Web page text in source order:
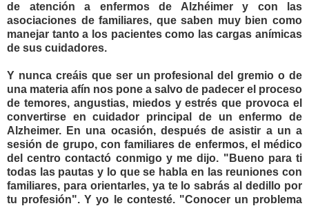
de atención a enfermos de Alzhéimer y con las
asociaciones de familiares, que saben muy bien como
manejar tanto a los pacientes como las cargas anímicas
de sus cuidadores.
Y nunca creáis que ser un profesional del gremio o de
una materia afín nos pone a salvo de padecer el proceso
de temores, angustias, miedos y estrés que provoca el
convertirse en cuidador principal de un enfermo de
Alzheimer. En una ocasión, después de asistir a un a
sesión de grupo, con familiares de enfermos, el médico
del centro contactó conmigo y me dijo. "Bueno para ti
todas las pautas y lo que se habla en las reuniones con
familiares, para orientarles, ya te lo sabrás al dedillo por
tu profesión". Y yo le contesté. "Conocer un problema